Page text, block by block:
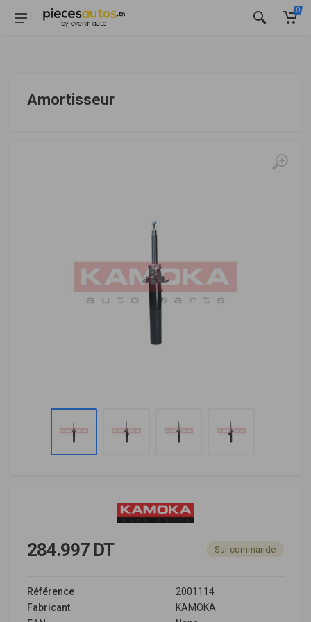
0
Amortisseur
284.997 DT Sur commande
Référence
2001114
Fabricant
KAMOKA